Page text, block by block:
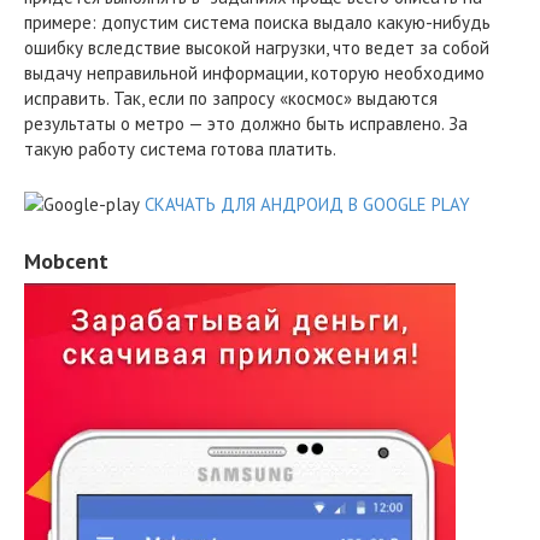
примере: допустим система поиска выдало какую-нибудь
ошибку вследствие высокой нагрузки, что ведет за собой
выдачу неправильной информации, которую необходимо
исправить. Так, если по запросу «космос» выдаются
результаты о метро — это должно быть исправлено. За
такую работу система готова платить.
СКАЧАТЬ ДЛЯ АНДРОИД В GOOGLE PLAY
Mobcent